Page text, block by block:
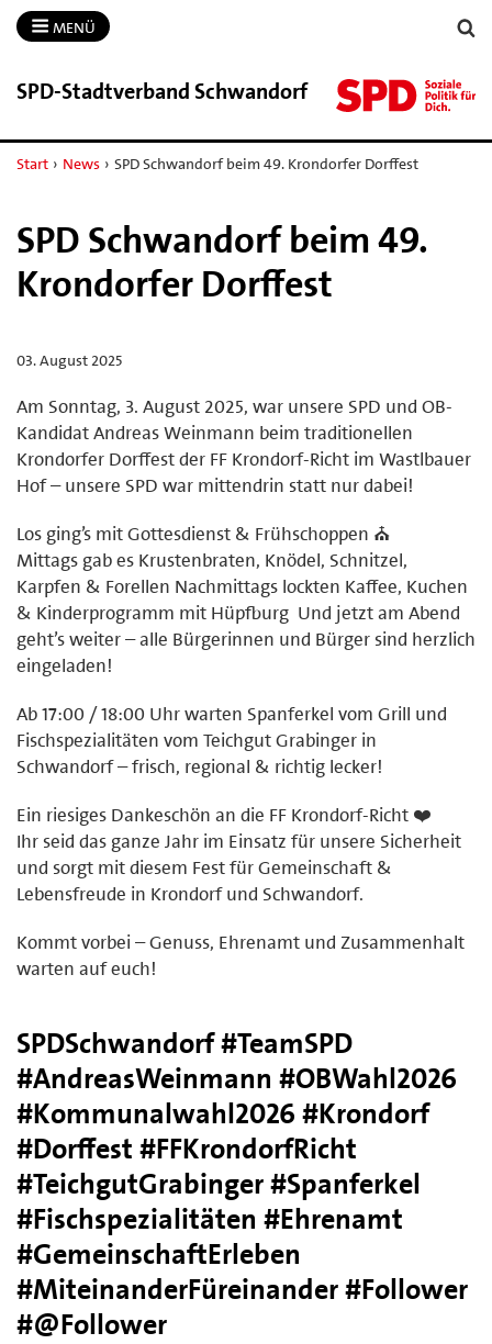
MENÜ
SPD-​Stadtverband Schwandorf
Start › News › SPD Schwandorf beim 49. Krondorfer Dorffest
SPD Schwandorf beim 49.
Krondorfer Dorffest
03. August 2025
Am Sonntag, 3. August 2025, war unsere SPD und OB-
Kandidat Andreas Weinmann beim traditionellen
Krondorfer Dorffest der FF Krondorf‑Richt im Wastlbauer
Hof – unsere SPD war mittendrin statt nur dabei!
Los ging’s mit Gottesdienst & Frühschoppen ⛪
Mittags gab es Krustenbraten, Knödel, Schnitzel,
Karpfen & Forellen Nachmittags lockten Kaffee, Kuchen
& Kinderprogramm mit Hüpfburg ‍‍‍ Und jetzt am Abend
geht’s weiter – alle Bürgerinnen und Bürger sind herzlich
eingeladen!
Ab 17:00 / 18:00 Uhr warten Spanferkel vom Grill und
Fischspezialitäten vom Teichgut Grabinger in
Schwandorf – frisch, regional & richtig lecker!
Ein riesiges Dankeschön an die FF Krondorf‑Richt ❤️
Ihr seid das ganze Jahr im Einsatz für unsere Sicherheit
und sorgt mit diesem Fest für Gemeinschaft &
Lebensfreude in Krondorf und Schwandorf.
Kommt vorbei – Genuss, Ehrenamt und Zusammenhalt
warten auf euch! ️
SPDSchwandorf #TeamSPD
#AndreasWeinmann #OBWahl2026
#Kommunalwahl2026 #Krondorf
#Dorffest #FFKrondorfRicht
#TeichgutGrabinger #Spanferkel
#Fischspezialitäten #Ehrenamt
#GemeinschaftErleben
#MiteinanderFüreinander #Follower
#@Follower